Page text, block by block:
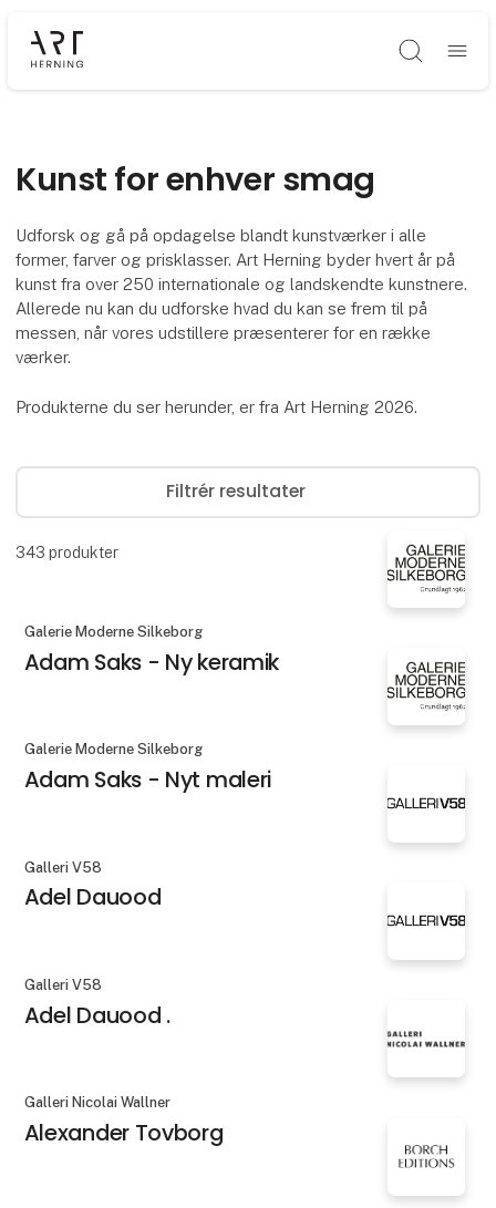
Søg
Kunst for enhver smag
Udforsk og gå på opdagelse blandt kunstværker i alle
former, farver og prisklasser. Art Herning byder hvert år på
kunst fra over 250 internationale og landskendte kunstnere.
Allerede nu kan du udforske hvad du kan se frem til på
messen, når vores udstillere præsenterer for en række
værker.
Produkterne du ser herunder, er fra Art Herning 2026.
Filtrér resultater
343 produkter
Galerie Moderne Silkeborg
Adam Saks - Ny keramik
Galerie Moderne Silkeborg
Adam Saks - Nyt maleri
Galleri V58
Adel Dauood
Galleri V58
Adel Dauood .
Galleri Nicolai Wallner
Alexander Tovborg